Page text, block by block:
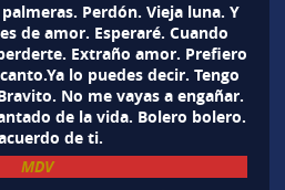
Perdón. Vieja luna. Y
de amor. Esperaré. Cuando
Extraño amor. Prefiero
lo puedes decir. Tengo
No me vayas a engañar.
de la vida. Bolero bolero.
de ti.
MDV